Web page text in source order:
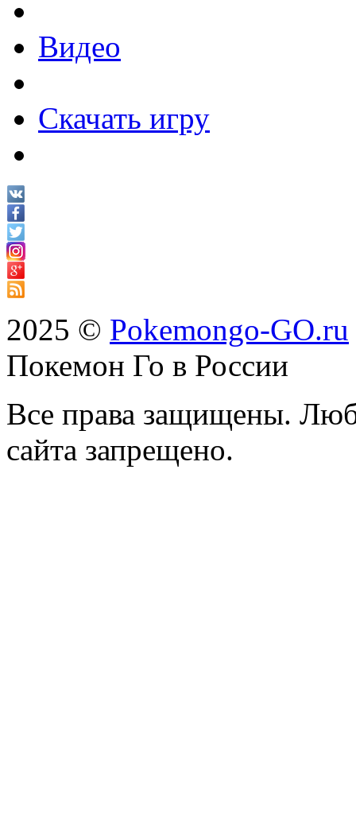
Видео
Скачать игру
2025 © Pokemongo-GO.ru
Покемон Го в России
Все права защищены.
сайта запрещено.